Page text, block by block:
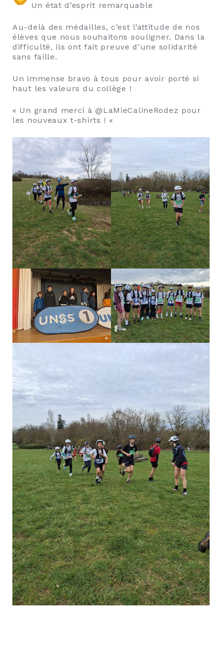
Un état d’esprit remarquable
Au-delà des médailles, c’est l’attitude de nos
élèves que nous souhaitons souligner. Dans la
difficulté, ils ont fait preuve d’une solidarité
sans faille.
Un immense bravo à tous pour avoir porté si
haut les valeurs du collège !
« Un grand merci à @LaMieCalineRodez pour
les nouveaux t-shirts ! «